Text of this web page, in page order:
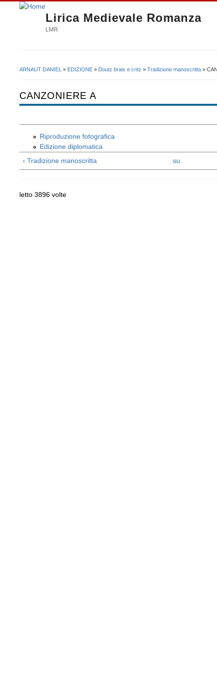
Lirica Medievale Romanza
LMR
ARNAUT DANIEL » EDIZIONE » Doutz brais e critz » Tradizione manoscritta »
CANZONIERE A
Riproduzione fotografica
Edizione diplomatica
‹ Tradizione manoscritta
su
letto 3896 volte